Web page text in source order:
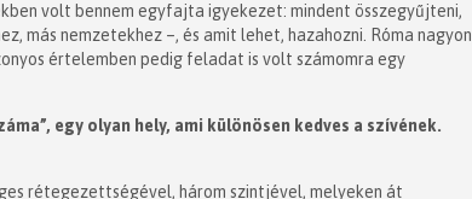
volt bennem egyfajta igyekezet: mindent összegyűjteni,
más nemzetekhez –, és amit lehet, hazahozni. Róma nagyon
értelemben pedig feladat is volt számomra egy
egy olyan hely, ami különösen kedves a szívének.
rétegezettségével, három szintjével, melyeken át